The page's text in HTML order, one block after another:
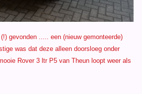
gevonden ..... een (nieuw gemonteerde)
was dat deze alleen doorsloeg onder
Rover 3 ltr P5 van Theun loopt weer als